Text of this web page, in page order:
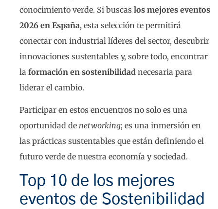
conocimiento verde. Si buscas los mejores eventos
2026 en España, esta selección te permitirá
conectar con industrial líderes del sector, descubrir
innovaciones sustentables y, sobre todo, encontrar
la formación en sostenibilidad necesaria para
liderar el cambio.
Participar en estos encuentros no solo es una
oportunidad de networking; es una inmersión en
las prácticas sustentables que están definiendo el
futuro verde de nuestra economía y sociedad.
Top 10 de los mejores
eventos de Sostenibilidad